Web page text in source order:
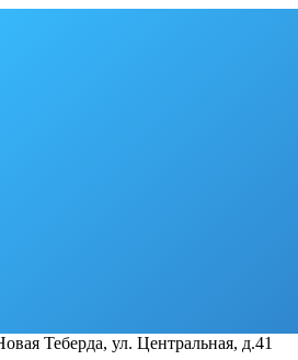
Теберда, ул. Центральная, д.41